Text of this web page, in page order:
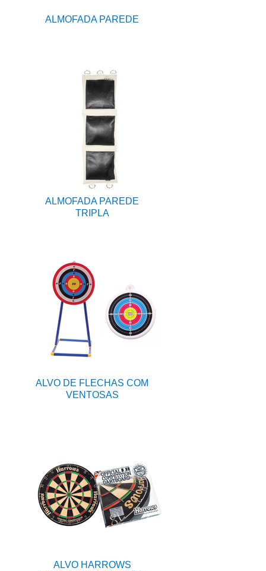
ALMOFADA PAREDE
ALMOFADA PAREDE
TRIPLA
ALVO DE FLECHAS COM
VENTOSAS
ALVO HARROWS